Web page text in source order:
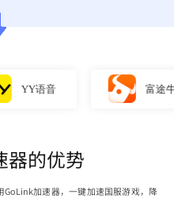
富途牛牛
器的优势
加速器，一键加速国服游戏，降